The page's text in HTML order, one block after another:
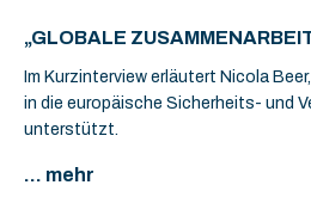
„GLOBALE
Im Kurzinterview erläutert Nicola
in die europäische Sicherheits- und
unterstützt.
... mehr